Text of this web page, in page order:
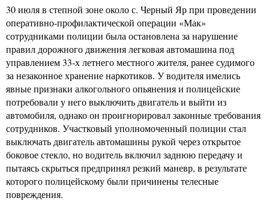
30 июля в степной зоне около с. Черный Яр при проведении
оперативно-профилактической операции «Мак»
сотрудниками полиции была остановлена за нарушение
правил дорожного движения легковая автомашина под
управлением 33-х летнего местного жителя, ранее судимого
за незаконное хранение наркотиков. У водителя имелись
явные признаки алкогольного опьянения и полицейские
потребовали у него выключить двигатель и выйти из
автомобиля, однако он проигнорировал законные требования
сотрудников. Участковый уполномоченный полиции стал
выключать двигатель автомашины рукой через открытое
боковое стекло, но водитель включил заднюю передачу и
пытаясь скрыться предпринял резкий маневр, в результате
которого полицейскому были причинены телесные
повреждения.